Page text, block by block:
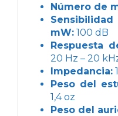
Número de
mW: 100 dB
Respuesta
20 Hz – 20
Impedancia:
Peso del
1,4 oz
Peso del